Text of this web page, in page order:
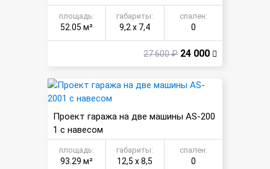
площадь:
52.05 м²
габариты:
9,2 х 7,4
спален:
0
27 600 ₽ 24 000
Проект гаража на две машины AS-200
1 с навесом
площадь:
93.29 м²
габариты:
12,5 х 8,5
спален:
0